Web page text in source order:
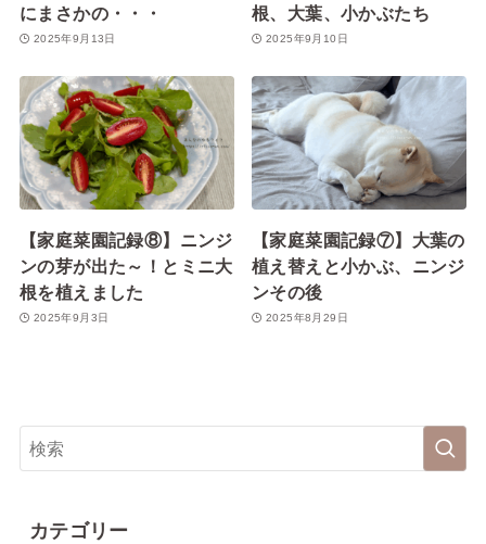
にまさかの・・・
2025年9月13日
根、大葉、小かぶたち
2025年9月10日
【家庭菜園記録⑧】ニンジ
ンの芽が出た～！とミニ大
根を植えました
2025年9月3日
【家庭菜園記録⑦】大葉の
植え替えと小かぶ、ニンジ
ンその後
2025年8月29日
カテゴリー